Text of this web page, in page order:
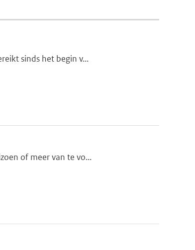
sinds het begin v...
of meer van te vo...